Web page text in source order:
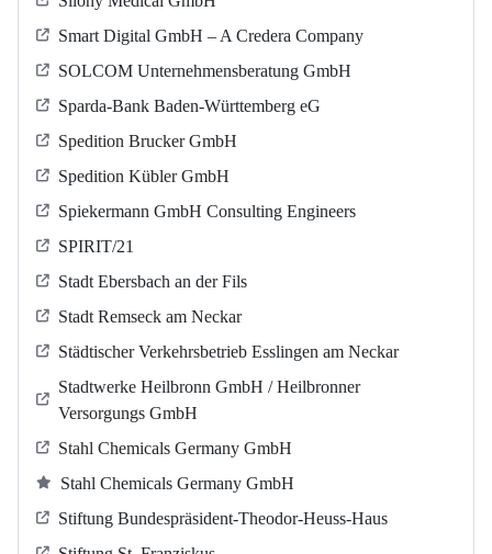
Smart Digital GmbH – A Credera Company
SOLCOM Unternehmensberatung GmbH
Sparda-Bank Baden-Württemberg eG
Spedition Brucker GmbH
Spedition Kübler GmbH
Spiekermann GmbH Consulting Engineers
SPIRIT/21
Stadt Ebersbach an der Fils
Stadt Remseck am Neckar
Städtischer Verkehrsbetrieb Esslingen am Neckar
Stadtwerke Heilbronn GmbH / Heilbronner
Versorgungs GmbH
Stahl Chemicals Germany GmbH
Stahl Chemicals Germany GmbH
Stiftung Bundespräsident-Theodor-Heuss-Haus